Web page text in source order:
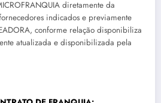
diretamente da
indicados e previamente
conforme relação disponibiliza
atualizada e disponibilizada pela